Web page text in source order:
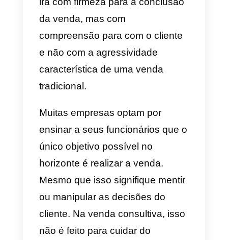
entre a empresa e o cliente
Um vendedor que também é
consultor, visa fidelizar o cliente,
não apenas realizar uma venda.
Você não pensa apenas em
fechar a venda de um produto,
mas quer se tornar um
de toda uma indústria. Procura
satisfazer da melhor forma
possível todas as necessidades
que os seus clientes possam ter,